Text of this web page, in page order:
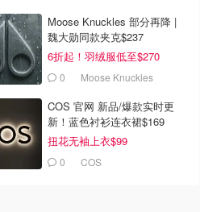
Moose Knuckles 部分再降 |
魏大勋同款夹克$237
6折起！羽绒服低至$270
0 Moose Knuckles
COS 官网 新品/爆款实时更
新！蓝色衬衫连衣裙$169
扭花无袖上衣$99
0 COS